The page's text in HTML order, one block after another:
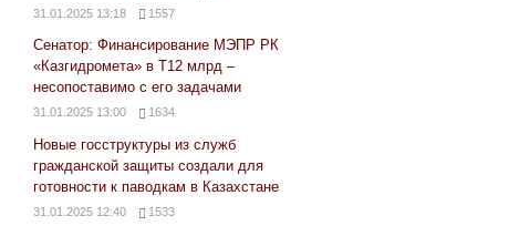
31.01.2025 13:18 1557
Сенатор: Финансирование МЭПР РК
«Казгидромета» в Т12 млрд –
несопоставимо с его задачами
31.01.2025 13:00 1634
Новые госструктуры из служб
гражданской защиты создали для
готовности к паводкам в Казахстане
31.01.2025 12:40 1533